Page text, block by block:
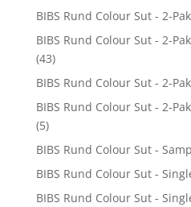
BIBS Rund Colour Sut - 2-
BIBS Rund Colour Sut - 2-
(43)
BIBS Rund Colour Sut - 2-
BIBS Rund Colour Sut - 2-
(5)
BIBS Rund Colour Sut -
BIBS Rund Colour Sut -
BIBS Rund Colour Sut -